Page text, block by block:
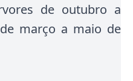
de outubro a
março a maio de